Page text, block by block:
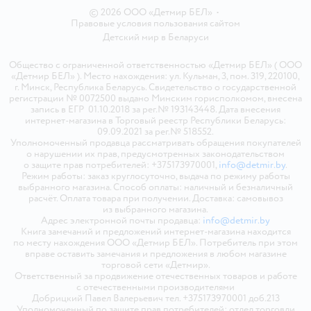
© 2026 ООО «Детмир БЕЛ» •
Правовые условия пользования сайтом
Детский мир в Беларуси
Общество с ограниченной ответственностью «Детмир БЕЛ» ( ООО
«Детмир БЕЛ» ). Место нахождения: ул. Кульман, 3, пом. 319, 220100,
г. Минск, Республика Беларусь. Свидетельство о государственной
регистрации № 0072500 выдано Минским горисполкомом, внесена
запись в ЕГР 01.10.2018 за рег.№ 193143448. Дата внесения
интернет-магазина в Торговый реестр Республики Беларусь:
09.09.2021 за рег.№ 518552.
Уполномоченный продавца рассматривать обращения покупателей
о нарушении их прав, предусмотренных законодательством
о защите прав потребителей: +375173970001, info@detmir.by.
Режим работы: заказ круглосуточно, выдача по режиму работы
выбранного магазина. Способ оплаты: наличный и безналичный
расчёт. Оплата товара при получении. Доставка: самовывоз
из выбранного магазина.
Адрес электронной почты продавца: info@detmir.by
Книга замечаний и предложений интернет-магазина находится
по месту нахождения ООО «Детмир БЕЛ». Потребитель при этом
вправе оставить замечания и предложения в любом магазине
торговой сети «Детмир».
Ответственный за продвижение отечественных товаров и работе
с отечественными производителями
Добрицкий Павел Валерьевич тел. +375173970001 доб.213